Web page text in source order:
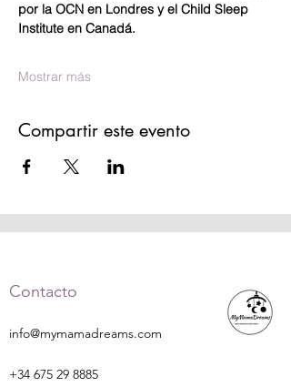
por la OCN en Londres y el Child Sleep
Institute en Canadá.
Mostrar más
Compartir este evento
Contacto
info@mymamadreams.com
+34 675 29 8885